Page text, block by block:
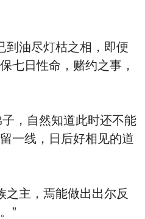
油尽灯枯之相，即便
七日性命，赌约之事，
，自然知道此时还不能
一线，日后好相见的道
主，焉能做出出尔反
”